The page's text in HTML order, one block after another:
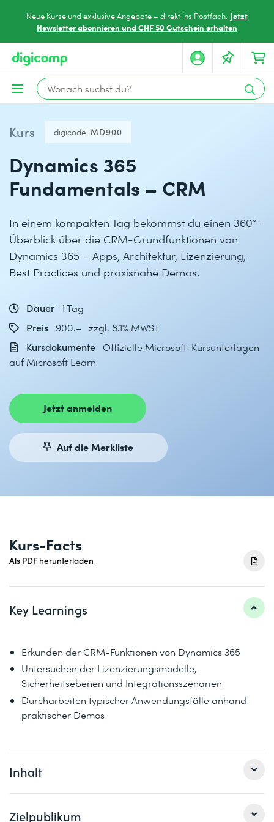
Neue Kurse und exklusive Angebote – direkt ins Postfach. Jetzt
Newsletter abonnieren und CHF 50 Gutschein erhalten
Kurs digicode: MD900
Dynamics 365
Fundamentals – CRM
In einem kompakten Tag bekommst du einen 360°-
Überblick über die CRM-Grundfunktionen von
Dynamics 365 – Apps, Architektur, Lizenzierung,
Best Practices und praxisnahe Demos.
Dauer 1 Tag
Preis
900.– zzgl. 8.1% MWST
Kursdokumente Offizielle Microsoft-Kursunterlagen
auf Microsoft Learn
Jetzt anmelden
Auf die Merkliste
Kurs-Facts
Als PDF herunterladen
Key Learnings
Erkunden der CRM-Funktionen von Dynamics 365
Untersuchen der Lizenzierungsmodelle,
Sicherheitsebenen und Integrationsszenarien
Durcharbeiten typischer Anwendungsfälle anhand
praktischer Demos
Inhalt
Dieser Crashkurs befasst sich mit den Customer-
Zielpublikum